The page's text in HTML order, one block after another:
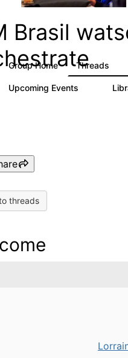
Brasil
Group Home Threads
Upcoming Events
threads